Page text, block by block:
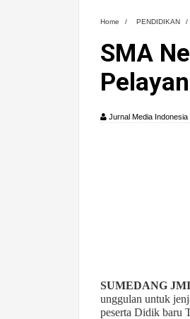
Home / PENDIDIKAN /
SMA
Jurnal Media Indonesia
SUMEDANG JMI
unggulan untuk
peserta Didik baru